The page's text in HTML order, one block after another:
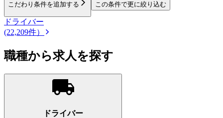
こだわり条件を追加する この条件で更に絞り込む
ドライバー
(22,209件）
職種から求人を探す
ドライバー